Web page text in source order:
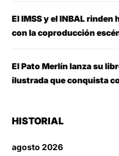
El IMSS y el INBAL rinden
con la coproducción
El Pato Merlín lanza su
ilustrada que conquista
HISTORIAL
agosto 2026